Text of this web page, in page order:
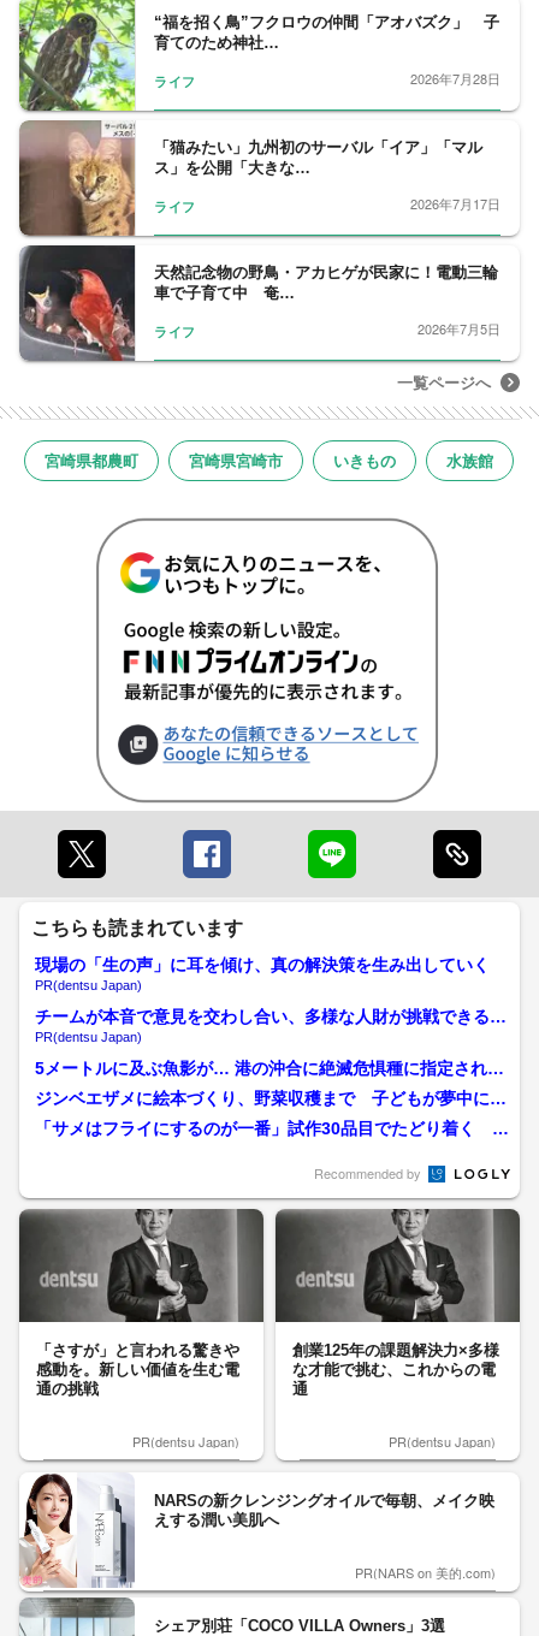
“福を招く鳥”フクロウの仲間「アオバズク」 子
育てのため神社…
ライフ 2026年7月28日
「猫みたい」九州初のサーバル「イア」「マル
ス」を公開「大きな…
ライフ 2026年7月17日
天然記念物の野鳥・アカヒゲが民家に！電動三輪
車で子育て中 奄…
ライフ 2026年7月5日
一覧ページへ
宮崎県都農町 宮崎県宮崎市 いきもの 水族館
こちらも読まれています
現場の「生の声」に耳を傾け、真の解決策を生み出していく
PR(dentsu Japan)
チームが本音で意見を交わし合い、多様な人財が挑戦できる組
織へ
PR(dentsu Japan)
5メートルに及ぶ魚影が… 港の沖合に絶滅危惧種に指定されて
いる世界最大の魚『ジン...
ジンベエザメに絵本づくり、野菜収穫まで 子どもが夢中にな
ったGW鹿児島の体験スポ...
「サメはフライにするのが一番」試作30品目でたどり着く 地
Recommended by
「さすが」と言われる驚きや
感動を。新しい価値を生む電
通の挑戦
PR(dentsu Japan)
創業125年の課題解決力×多様
な才能で挑む、これからの電
通
PR(dentsu Japan)
NARSの新クレンジングオイルで毎朝、メイク映
えする潤い美肌へ
PR(NARS on 美的.com)
シェア別荘「COCO VILLA Owners」3選